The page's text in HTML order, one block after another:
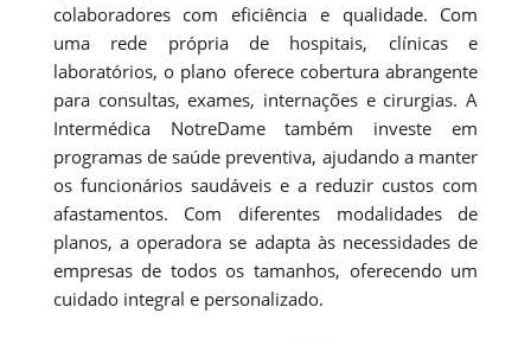
colaboradores com eficiência e qualidade. Com
uma rede própria de hospitais, clínicas e
laboratórios, o plano oferece cobertura abrangente
para consultas, exames, internações e cirurgias. A
Intermédica NotreDame também investe em
programas de saúde preventiva, ajudando a manter
os funcionários saudáveis e a reduzir custos com
afastamentos. Com diferentes modalidades de
planos, a operadora se adapta às necessidades de
empresas de todos os tamanhos, oferecendo um
cuidado integral e personalizado.